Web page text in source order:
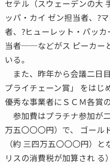
セテル（スウェーデンの大
ッパ・カイ ゼン担当者、?
者、?ヒューレット・パッ
当者──などがス ピーカー
いる。
また、昨年から会議二日
プライチェーン賞」 をはじ
優秀な事業者にＳＣＭ各賞
参加費はプラチナ参加が
万五〇〇〇円）で、 ゴール
（約 三四万五〇〇〇円）
リスの消費税が加算され る